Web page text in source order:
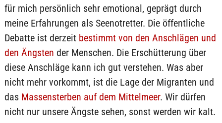
für mich persönlich sehr emotional, geprägt durch
meine Erfahrungen als Seenotretter. Die öffentliche
Debatte ist derzeit bestimmt von den Anschlägen und
den Ängsten der Menschen. Die Erschütterung über
diese Anschläge kann ich gut verstehen. Was aber
nicht mehr vorkommt, ist die Lage der Migranten und
das Massensterben auf dem Mittelmeer. Wir dürfen
nicht nur unsere Ängste sehen, sonst werden wir kalt.